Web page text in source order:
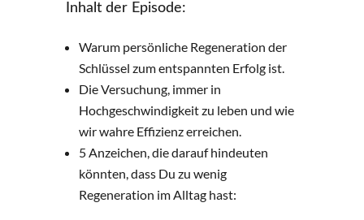
Inhalt der Episode:
Warum persönliche Regeneration der
Schlüssel zum entspannten Erfolg ist.
Die Versuchung, immer in
Hochgeschwindigkeit zu leben und wie
wir wahre Effizienz erreichen.
5 Anzeichen, die darauf hindeuten
könnten, dass Du zu wenig
Regeneration im Alltag hast: